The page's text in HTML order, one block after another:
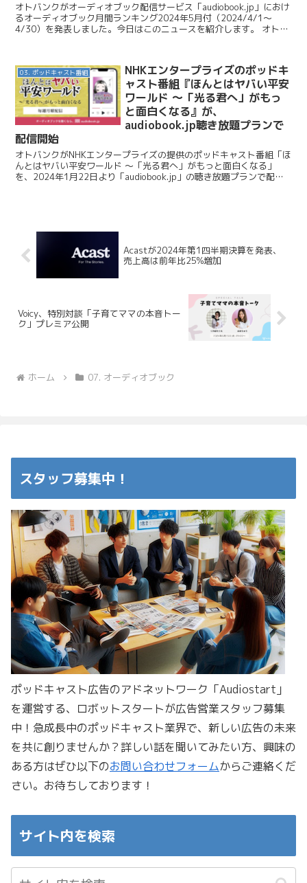
オトバンクがオーディオブック配信サービス「audiobook.jp」におけ
るオーディオブック月間ランキング2024年5月付（2024/4/1～
4/30）を発表しました。今日はこのニュースを紹介します。 オトバ
03. ポッドキャスト番組
NHKエンタープライズのポッドキ
ャスト番組『ほんとはヤバい平安
ワールド ～「光る君へ」がもっ
と面白くなる』が、
audiobook.jp聴き放題プランで
配信開始
オトバンクがNHKエンタープライズの提供のポッドキャスト番組「ほ
んとはヤバい平安ワールド ～「光る君へ」がもっと面白くなる」
を、2024年1月22日より「audiobook.jp」の聴き放題プランで配信
Acastが2024年第1四半期決算を発表、
売上高は前年比25%増加
Voicy、特別対談「子育てママの本音トー
ク」プレミア公開
ホーム 07. オーディオブック
スタッフ募集中！
ポッドキャスト広告のアドネットワーク「Audiostart」
を運営する、ロボットスタートが広告営業スタッフ募集
中！急成長中のポッドキャスト業界で、新しい広告の未来
を共に創りませんか？詳しい話を聞いてみたい方、興味の
ある方はぜひ以下のお問い合わせフォームからご連絡くだ
さい。お待ちしております！
サイト内を検索